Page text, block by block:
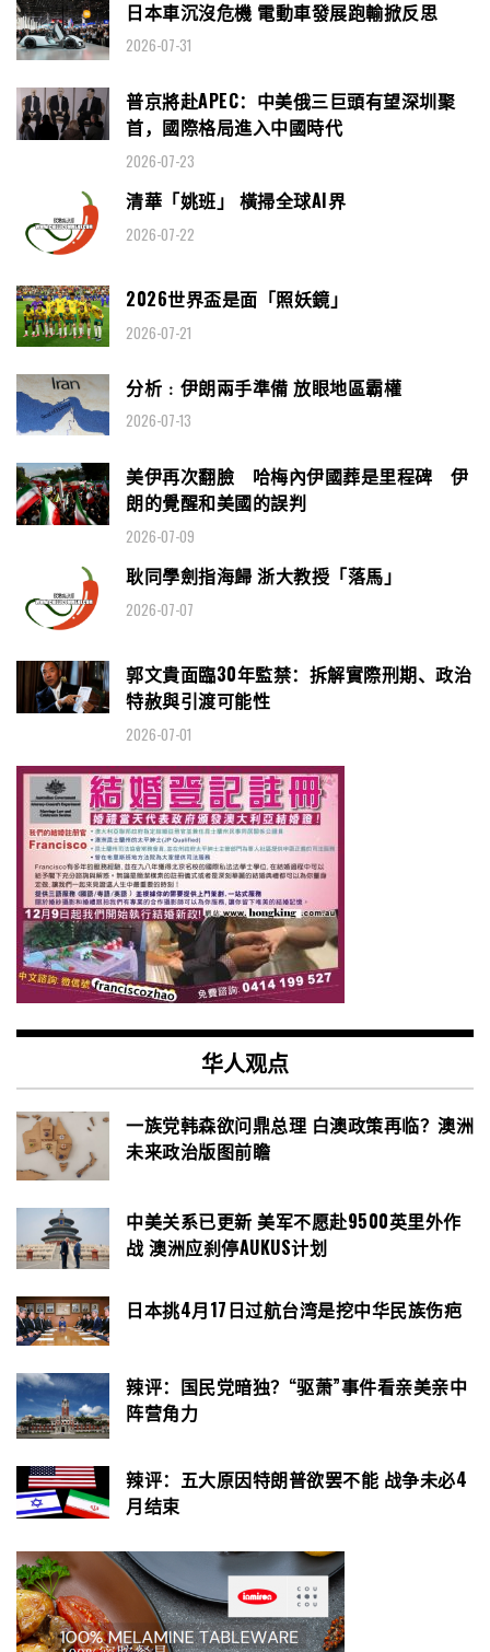
日本車沉沒危機 電動車發展跑輸掀反思
2026-07-31
普京將赴APEC：中美俄三巨頭有望深圳聚
首，國際格局進入中國時代
2026-07-23
清華「姚班」 橫掃全球AI界
2026-07-22
2026世界盃是面「照妖鏡」
2026-07-21
分析﹕伊朗兩手準備 放眼地區霸權
2026-07-13
美伊再次翻臉 哈梅內伊國葬是里程碑 伊
朗的覺醒和美國的誤判
2026-07-09
耿同學劍指海歸 浙大教授「落馬」
2026-07-07
郭文貴面臨30年監禁：拆解實際刑期、政治
特赦與引渡可能性
2026-07-01
华人观点
一族党韩森欲问鼎总理 白澳政策再临？澳洲
未来政治版图前瞻
中美关系已更新 美军不愿赴9500英里外作
战 澳洲应刹停AUKUS计划
日本挑4月17日过航台湾是挖中华民族伤疤
辣评：国民党暗独？“驱萧”事件看亲美亲中
阵营角力
辣评：五大原因特朗普欲罢不能 战争未必4
月结束